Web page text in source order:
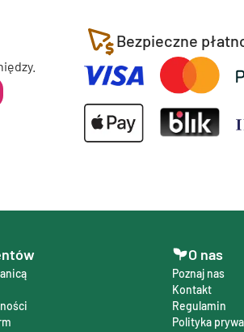
Bezpieczne
O nas
Poznaj nas
Kontakt
Regulamin
Polityka